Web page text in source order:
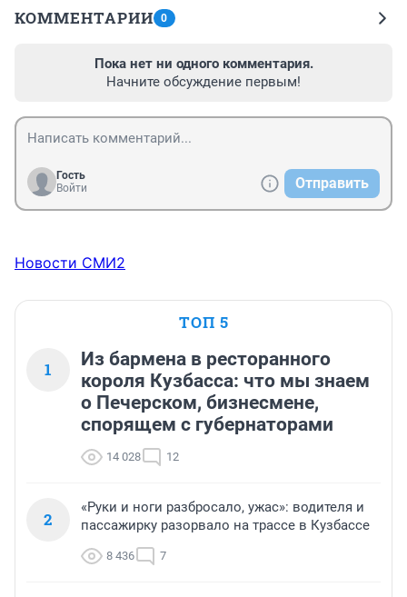
КОММЕНТАРИИ 0
Пока нет ни одного комментария.
Начните обсуждение первым!
Гость
Войти
Отправить
Новости СМИ2
ТОП 5
1
Из бармена в ресторанного
короля Кузбасса: что мы знаем
о Печерском, бизнесмене,
спорящем с губернаторами
14 028 12
2
«Руки и ноги разбросало, ужас»: водителя и
пассажирку разорвало на трассе в Кузбассе
8 436 7